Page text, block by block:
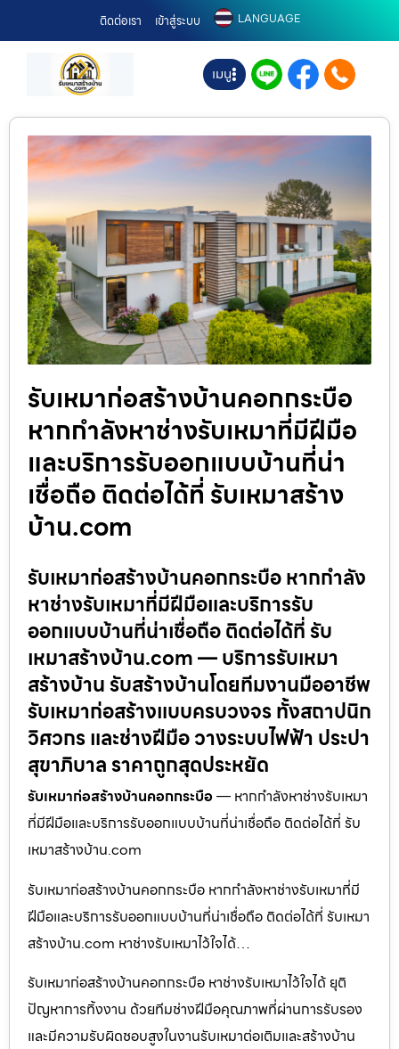
ติดต่อเรา เข้าสู่ระบบ LANGUAGE
เมนู
รับเหมาก่อสร้างบ้านคอกกระบือ
หากกำลังหาช่างรับเหมาที่มีฝีมือ
และบริการรับออกแบบบ้านที่น่า
เชื่อถือ ติดต่อได้ที่ รับเหมาสร้าง
บ้าน.com
รับเหมาก่อสร้างบ้านคอกกระบือ หากกำลัง
หาช่างรับเหมาที่มีฝีมือและบริการรับ
ออกแบบบ้านที่น่าเชื่อถือ ติดต่อได้ที่ รับ
เหมาสร้างบ้าน.com — บริการรับเหมา
สร้างบ้าน รับสร้างบ้านโดยทีมงานมืออาชีพ
รับเหมาก่อสร้างแบบครบวงจร ทั้งสถาปนิก
วิศวกร และช่างฝีมือ วางระบบไฟฟ้า ประปา
สุขาภิบาล ราคาถูกสุดประหยัด
รับเหมาก่อสร้างบ้านคอกกระบือ— หากกำลังหาช่างรับเหมา
ที่มีฝีมือและบริการรับออกแบบบ้านที่น่าเชื่อถือ ติดต่อได้ที่ รับ
เหมาสร้างบ้าน.com
รับเหมาก่อสร้างบ้านคอกกระบือ หากกำลังหาช่างรับเหมาที่มี
ฝีมือและบริการรับออกแบบบ้านที่น่าเชื่อถือ ติดต่อได้ที่ รับเหมา
สร้างบ้าน.com หาช่างรับเหมาไว้ใจได้…
รับเหมาก่อสร้างบ้านคอกกระบือ หาช่างรับเหมาไว้ใจได้ ยุติ
ปัญหาการทิ้งงาน ด้วยทีมช่างฝีมือคุณภาพที่ผ่านการรับรอง
และมีความรับผิดชอบสูงในงานรับเหมาต่อเติมและสร้างบ้าน